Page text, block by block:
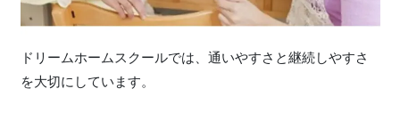
ドリームホームスクールでは、通いやすさと継続しやすさ
を大切にしています。